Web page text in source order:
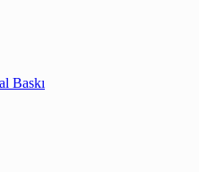
Baskı